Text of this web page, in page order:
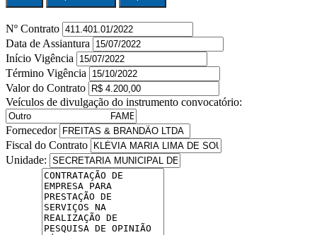
Nº Contrato
Data de Assiantura
Início Vigência
Término Vigência
Valor do Contrato
Veículos de divulgação do instrumento convocatório:
Fornecedor
Fiscal do Contrato
Unidade: